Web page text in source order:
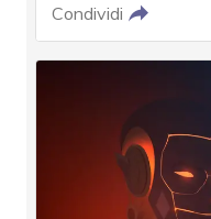
Condividi